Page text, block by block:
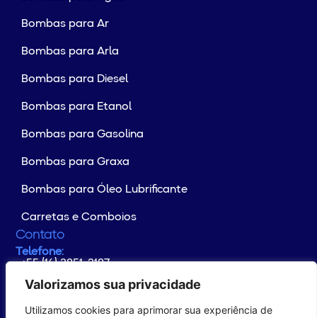
Valorizamos sua privacidade
Utilizamos cookies para aprimorar sua experiência de
Bombas para Ar
Bombas para Arla
Bombas para Diesel
Bombas para Etanol
Bombas para Gasolina
Bombas para Graxa
Bombas para Óleo Lubrificante
Carretas e Comboios
Contato
Telefone:
+55 (16) 3851-2187
Whatsapp:
+55 (16) 99176-4133
Endereço:
Rodovia Altino Arantes Km 102